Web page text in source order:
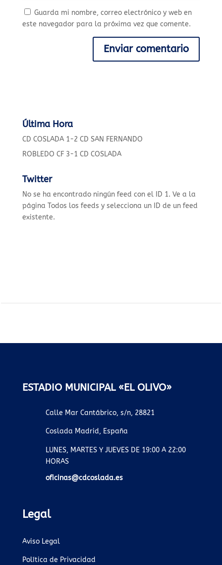
Guarda mi nombre, correo electrónico y web en
este navegador para la próxima vez que comente.
Última Hora
CD COSLADA 1-2 CD SAN FERNANDO
ROBLEDO CF 3-1 CD COSLADA
Twitter
No se ha encontrado ningún feed con el ID 1. Ve a la
página Todos los feeds y selecciona un ID de un feed
existente.
ESTADIO MUNICIPAL «EL OLIVO»
Calle Mar Cantábrico, s/n, 28821
Coslada Madrid, España
LUNES, MARTES Y JUEVES DE 19:00 A 22:00
HORAS
oficinas@cdcoslada.es
Legal
Aviso Legal
Política de Privacidad